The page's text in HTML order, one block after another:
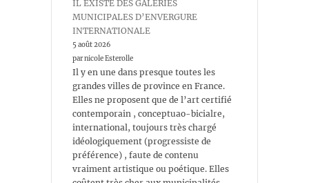
IL EXISTE DES GALERIES
MUNICIPALES D’ENVERGURE
INTERNATIONALE
5 août 2026
par nicole Esterolle
Il y en une dans presque toutes les
grandes villes de province en France.
Elles ne proposent que de l’art certifié
contemporain , conceptuao-bicialre,
international, toujours très chargé
idéologiquement (progressiste de
préférence) , faute de contenu
vraiment artistique ou poétique. Elles